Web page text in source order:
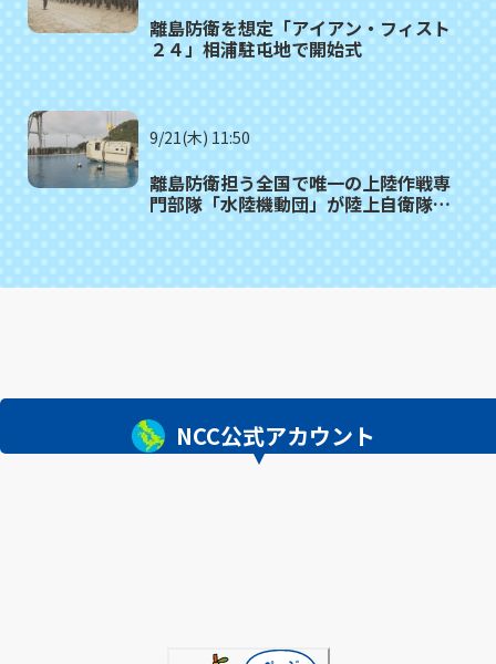
離島防衛を想定「アイアン・フィスト
２４」相浦駐屯地で開始式
9/21(木) 11:50
離島防衛担う全国で唯一の上陸作戦専
門部隊「水陸機動団」が陸上自衛隊相
NCC公式アカウント